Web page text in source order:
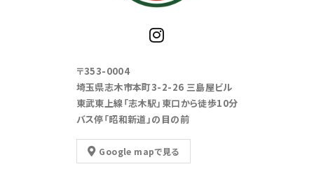
〒353-0004
埼玉県志木市本町3-2-26 三島屋ビル
東武東上線「志木駅」東口から徒歩10分
バス停「昭和新道」の目の前
Google mapで見る